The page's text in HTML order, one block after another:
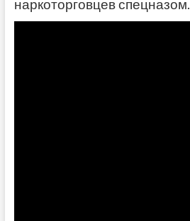
наркоторговцев спецназом.